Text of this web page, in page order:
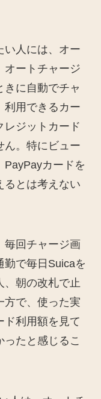
い人には、オー
オートチャージ
きに自動でチャ
利用できるカー
レジットカード
ん。特にビュー
PayPayカードを
るとは考えない
毎回チャージ画
勤で毎日Suicaを
、朝の改札で止
方で、使った実
ド利用額を見て
たと感じるこ